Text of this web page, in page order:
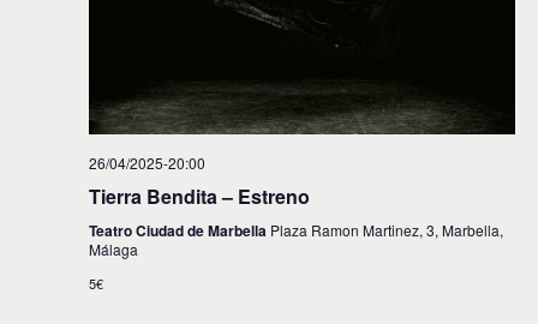
26/04/2025-20:00
Tierra Bendita – Estreno
Teatro Ciudad de Marbella Plaza Ramon Martinez, 3, Marbella,
Málaga
5€